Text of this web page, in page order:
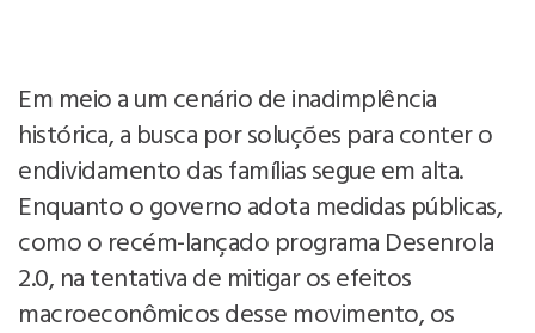
Em meio a um cenário de inadimplência
histórica, a busca por soluções para conter o
endividamento das famílias segue em alta.
Enquanto o governo adota medidas públicas,
como o recém-lançado programa Desenrola
2.0, na tentativa de mitigar os efeitos
macroeconômicos desse movimento, os